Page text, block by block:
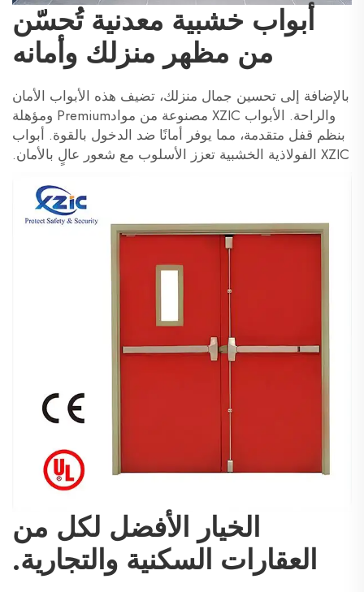
أبواب خشبية معدنية تُحسّن
من مظهر منزلك وأمانه
بالإضافة إلى تحسين جمال منزلك، تضيف هذه الأبواب الأمان
والراحة. الأبواب XZIC مصنوعة من موادPremium ومؤهلة
بنظم قفل متقدمة، مما يوفر أمانًا ضد الدخول بالقوة. أبواب
XZIC الفولاذية الخشبية تعزز الأسلوب مع شعور عالٍ بالأمان.
الخيار الأفضل لكل من
العقارات السكنية والتجارية.